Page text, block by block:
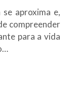
aproxima e,
compreender
para a vida